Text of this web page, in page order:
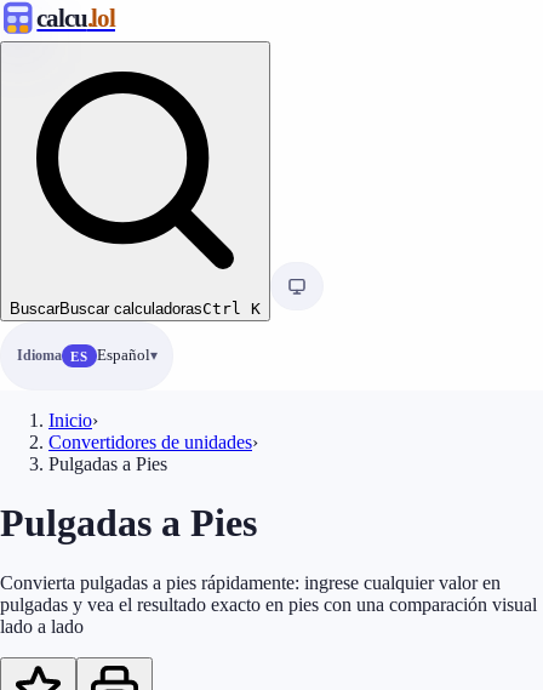
calcu.lol
BuscarBuscar calculadorasCtrl K
Idioma ES Español
Inicio›
Convertidores de unidades›
Pulgadas a Pies
Pulgadas a Pies
Convierta pulgadas a pies rápidamente: ingrese cualquier valor en
pulgadas y vea el resultado exacto en pies con una comparación visual
lado a lado